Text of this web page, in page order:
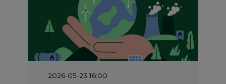
2026-05-23 16:00